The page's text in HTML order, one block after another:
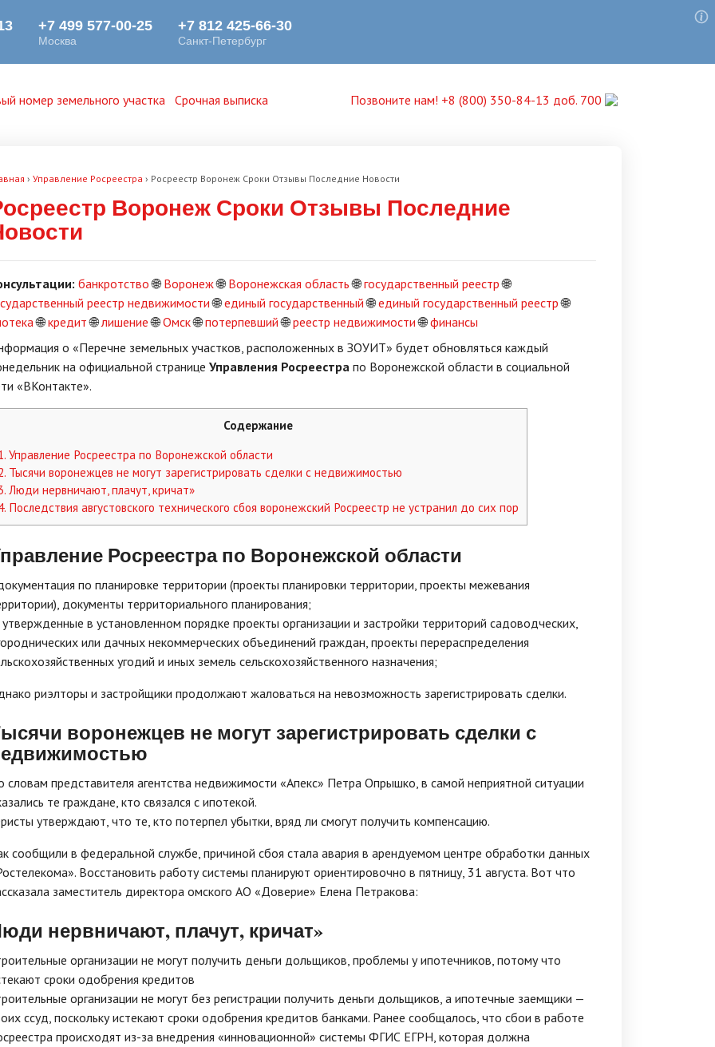
номер земельного участка Срочная выписка Позвоните нам! +8 (800) 350-84-13 доб. 700
› Управление Росреестра › Росреестр Воронеж Сроки Отзывы Последние Новости
Воронеж Сроки Отзывы Последние
банкротство🌐Воронеж🌐Воронежская область🌐государственный реестр🌐
реестр недвижимости🌐единый государственный🌐единый государственный реестр🌐
🌐кредит🌐лишение🌐Омск🌐потерпевший🌐реестр недвижимости🌐финансы
о «Перечне земельных участков, расположенных в ЗОУИТ» будет обновляться каждый
на официальной странице Управления Росреестра по Воронежской области в социальной
«ВКонтакте».
Содержание
Управление Росреестра по Воронежской области
Тысячи воронежцев не могут зарегистрировать сделки с недвижимостью
Люди нервничают, плачут, кричат»
Последствия августовского технического сбоя воронежский Росреестр не устранил до сих пор
Росреестра по Воронежской области
по планировке территории (проекты планировки территории, проекты межевания
документы территориального планирования;
в установленном порядке проекты организации и застройки территорий садоводческих,
или дачных некоммерческих объединений граждан, проекты перераспределения
угодий и иных земель сельскохозяйственного назначения;
риэлторы и застройщики продолжают жаловаться на невозможность зарегистрировать сделки.
воронежцев не могут зарегистрировать сделки с
словам представителя агентства недвижимости «Апекс» Петра Опрышко, в самой неприятной ситуации
те граждане, кто связался с ипотекой.
утверждают, что те, кто потерпел убытки, вряд ли смогут получить компенсацию.
сообщили в федеральной службе, причиной сбоя стала авария в арендуемом центре обработки данных
Восстановить работу системы планируют ориентировочно в пятницу, 31 августа. Вот что
заместитель директора омского АО «Доверие» Елена Петракова:
нервничают, плачут, кричат»
организации не могут получить деньги дольщиков, проблемы у ипотечников, потому что
сроки одобрения кредитов
организации не могут без регистрации получить деньги дольщиков, а ипотечные заемщики —
ссуд, поскольку истекают сроки одобрения кредитов банками. Ранее сообщалось, что сбои в работе
происходят из-за внедрения «инновационной» системы ФГИС ЕГРН, которая должна